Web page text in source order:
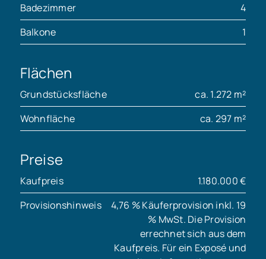
Badezimmer
4
Balkone
1
Flächen
Grundstücksfläche
ca. 1.272 m²
Wohnfläche
ca. 297 m²
Preise
Kaufpreis
1.180.000 €
Provisionshinweis
4,76 % Käuferprovision inkl. 19
% MwSt. Die Provision
errechnet sich aus dem
Kaufpreis. Für ein Exposé und